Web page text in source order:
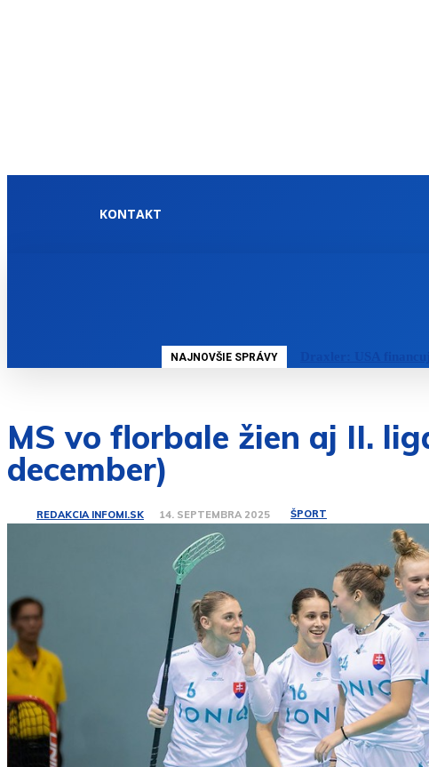
KONTAKT
NAJNOVŠIE SPRÁVY Draxler: USA
MS vo florbale žien aj II.
december)
REDAKCIA INFOMI.SK 14. SEPTEMBRA 2025 ŠPORT